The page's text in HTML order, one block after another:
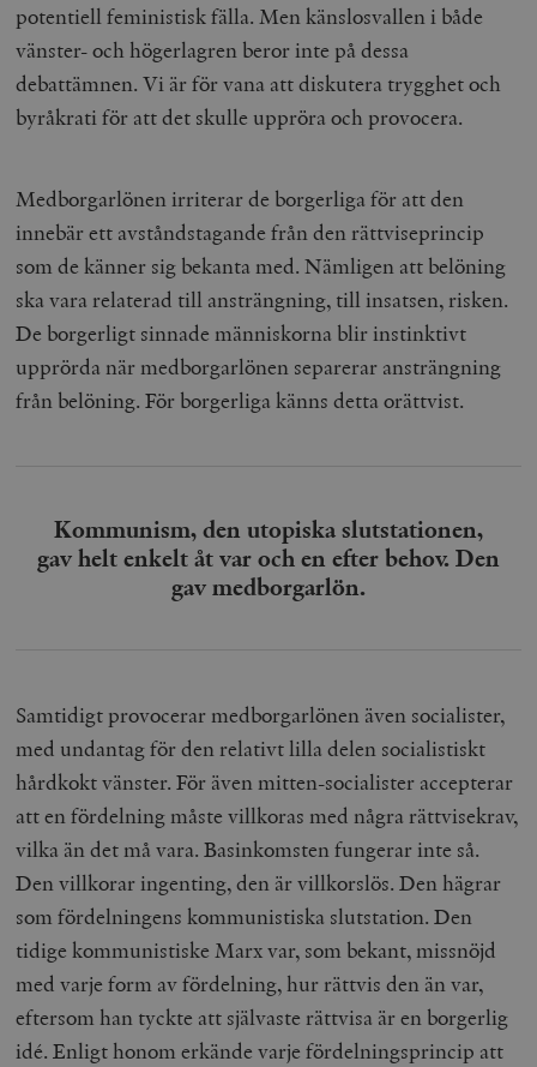
potentiell feministisk fälla. Men känslosvallen i både
vänster- och högerlagren beror inte på dessa
debattämnen. Vi är för vana att diskutera trygghet och
byråkrati för att det skulle uppröra och provocera.
Medborgarlönen irriterar de borgerliga för att den
innebär ett avståndstagande från den rättviseprincip
som de känner sig bekanta med. Nämligen att belöning
ska vara relaterad till ansträngning, till insatsen, risken.
De borgerligt sinnade människorna blir instinktivt
upprörda när medborgarlönen separerar ansträngning
från belöning. För borgerliga känns detta orättvist.
Kommunism, den utopiska slutstationen,
gav helt enkelt åt var och en efter behov. Den
gav medborgarlön.
Samtidigt provocerar medborgarlönen även socialister,
med undantag för den relativt lilla delen socialistiskt
hårdkokt vänster. För även mitten-socialister accepterar
att en fördelning måste villkoras med några rättvisekrav,
vilka än det må vara. Basinkomsten fungerar inte så.
Den villkorar ingenting, den är villkorslös. Den hägrar
som fördelningens kommunistiska slutstation. Den
tidige kommunistiske Marx var, som bekant, missnöjd
med varje form av fördelning, hur rättvis den än var,
eftersom han tyckte att självaste rättvisa är en borgerlig
idé. Enligt honom erkände varje fördelningsprincip att